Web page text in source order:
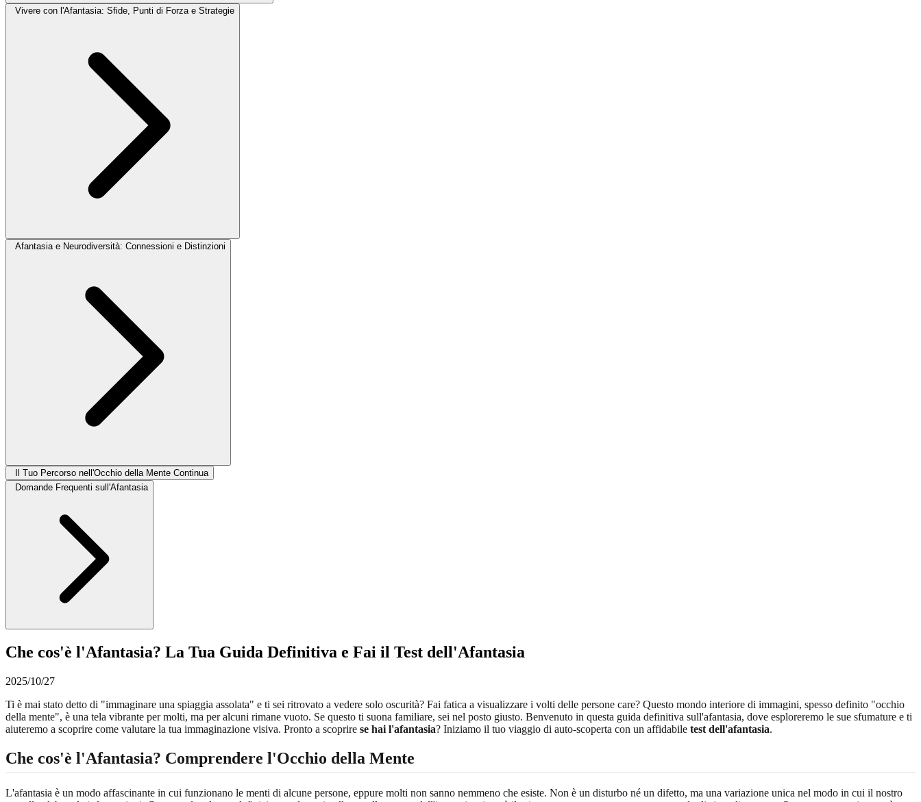
Vivere con l'Afantasia: Sfide, Punti di Forza e Strategie
Afantasia e Neurodiversità: Connessioni e Distinzioni
Il Tuo Percorso nell'Occhio della Mente Continua
Domande Frequenti sull'Afantasia
Che cos'è l'Afantasia? La Tua Guida Definitiva e Fai il Test dell'Afantasia
2025/10/27
Ti è mai stato detto di "immaginare una spiaggia assolata" e ti sei ritrovato a vedere solo oscurità? Fai fatica a visualizzare i volti delle persone care? Questo mondo interiore di immagini, spesso definito "occhio
della mente", è una tela vibrante per molti, ma per alcuni rimane vuoto. Se questo ti suona familiare, sei nel posto giusto. Benvenuto in questa guida definitiva sull'afantasia, dove esploreremo le sue sfumature e ti
aiuteremo a scoprire come valutare la tua immaginazione visiva. Pronto a scoprire se hai l'afantasia? Iniziamo il tuo viaggio di auto-scoperta con un affidabile test dell'afantasia.
Che cos'è l'Afantasia? Comprendere l'Occhio della Mente
L'afantasia è un modo affascinante in cui funzionano le menti di alcune persone, eppure molti non sanno nemmeno che esiste. Non è un disturbo né un difetto, ma una variazione unica nel modo in cui il nostro